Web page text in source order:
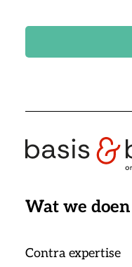
Wat we doen
Contra expertise